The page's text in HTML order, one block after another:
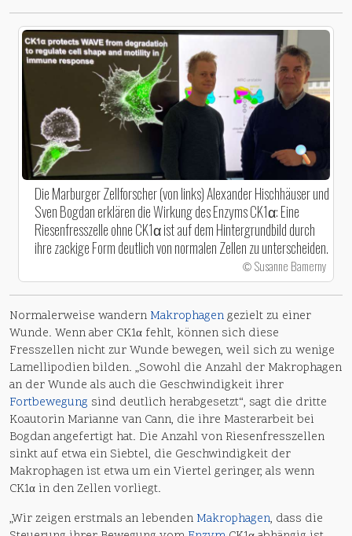
Die Marburger Zellforscher (von links) Alexander Hischhäuser und
Sven Bogdan erklären die Wirkung des Enzyms CK1α: Eine
Riesenfresszelle ohne CK1α ist auf dem Hintergrundbild durch
ihre zackige Form deutlich von normalen Zellen zu unterscheiden.
© Susanne Bamerny
Normalerweise wandern Makrophagengezielt zu einer
Wunde. Wenn aber CK1α fehlt, können sich diese
Fresszellen nicht zur Wunde bewegen, weil sich zu wenige
Lamellipodien bilden. „Sowohl die Anzahl der Makrophagen
an der Wunde als auch die Geschwindigkeit ihrer
Fortbewegung sind deutlich herabgesetzt“, sagt die dritte
Koautorin Marianne van Cann, die ihre Masterarbeit bei
Bogdan angefertigt hat. Die Anzahl von Riesenfresszellen
sinkt auf etwa ein Siebtel, die Geschwindigkeit der
Makrophagen ist etwa um ein Viertel geringer, als wenn
CK1α in den Zellen vorliegt.
„Wir zeigen erstmals an lebenden Makrophagen, dass die